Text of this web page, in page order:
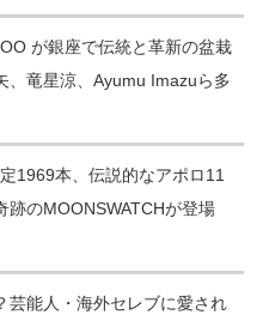
が銀座で伝統と革新の盆栽
、竜星涼、Ayumu Imazuら多
1969本、伝説的なアポロ11
跡のMOONSWATCHが登場
能人・海外セレブに愛され